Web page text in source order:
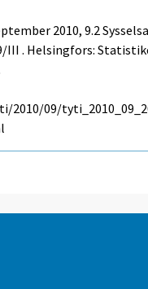
2010, 9.2
III . Helsingfors:
09/